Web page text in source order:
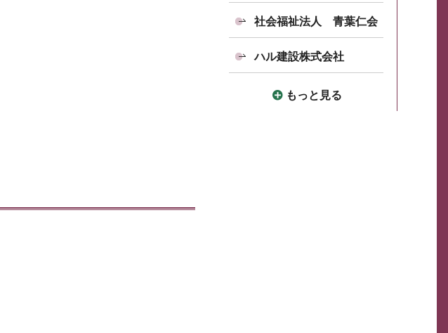
社会福祉法人 青葉仁会
ハル建設株式会社
もっと見る